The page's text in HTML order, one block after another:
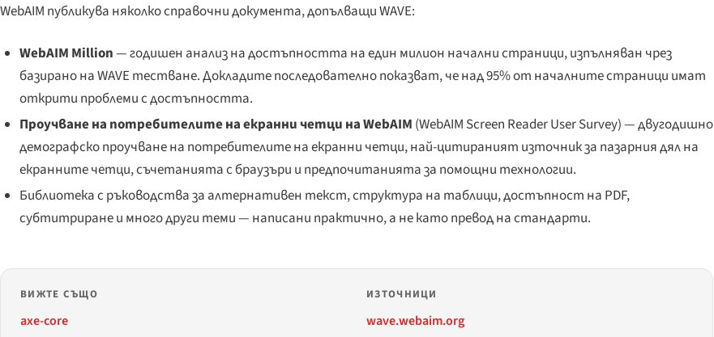
WebAIM публикува няколко справочни документа, допълващи WAVE:
WebAIM Million— годишен анализ на достъпността на един милион начални страници, изпълняван чрез
базирано на WAVE тестване. Докладите последователно показват, че над 95% от началните страници имат
открити проблеми с достъпността.
Проучване на потребителите на екранни четци на WebAIM (WebAIM Screen Reader User Survey) — двугодишно
демографско проучване на потребителите на екранни четци, най-цитираният източник за пазарния дял на
екранните четци, съчетанията с браузъри и предпочитанията за помощни технологии.
Библиотека с ръководства за алтернативен текст, структура на таблици, достъпност на PDF,
субтитриране и много други теми — написани практично, а не като превод на стандарти.
ВИЖТЕ СЪЩО
axe-core
ИЗТОЧНИЦИ
wave.webaim.org